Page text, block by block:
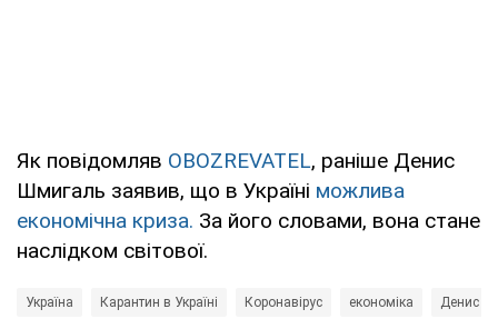
Як повідомляв OBOZREVATEL, раніше Денис
Шмигаль заявив, що в Україні можлива
економічна криза. За його словами, вона стане
наслідком світової.
Україна Карантин в Україні Коронавірус економіка Денис